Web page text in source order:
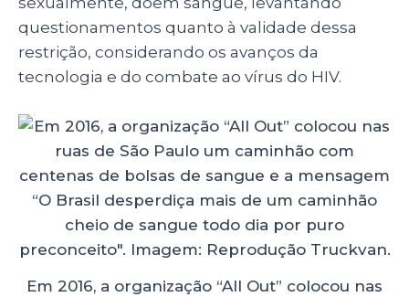
questionamentos quanto à validade dessa
restrição, considerando os avanços da
tecnologia e do combate ao vírus do HIV.
Em 2016, a organização “All Out” colocou nas